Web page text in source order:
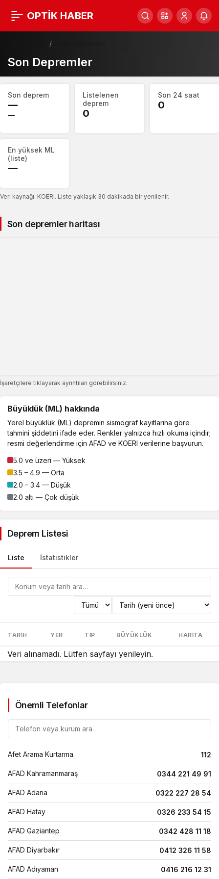
OPTİK HABER
Son Depremler
Deprem
özeti
Son deprem
—
—
Listelenen
deprem
0
Son 24 saat
0
En yüksek ML
(liste)
—
Veri kaynağı: KOERI. Liste yaklaşık 30 dakikada bir yenilenir.
Son depremler haritası
İşaretçilere tıklayarak ayrıntıları görebilirsiniz.
Büyüklük (ML) hakkında
Yerel büyüklük (ML) depremin sismograf kayıtlarına göre
tahmini şiddetini ifade eder. Renkler yalnızca hızlı okuma içindir;
resmi değerlendirme için AFAD ve KOERI verilerine başvurun.
5.0 ve üzeri — Yüksek
3.5 – 4.9 — Orta
2.0 – 3.4 — Düşük
2.0 altı — Çok düşük
Deprem Listesi
Liste İstatistikler
tarihe
ara
Son
TARIH YER TIP BÜYÜKLÜK HARITA
Veri alınamadı. Lütfen sayfayı yenileyin.
Önemli Telefonlar
Telefon
listesinde
Afet Arama Kurtarma 112
AFAD Kahramanmaraş 0344 221 49 91
AFAD Adana 0322 227 28 54
AFAD Hatay 0326 233 54 15
AFAD Gaziantep 0342 428 11 18
AFAD Diyarbakır 0412 326 11 58
AFAD Adıyaman 0416 216 12 31